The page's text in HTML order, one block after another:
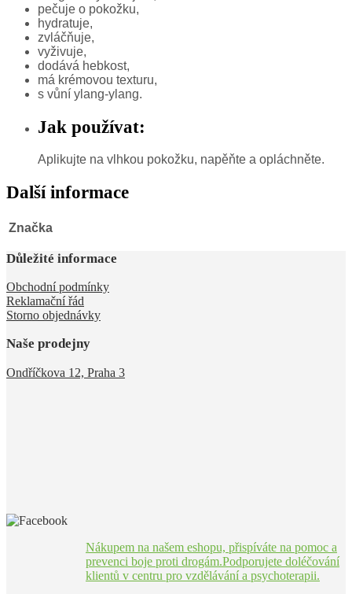
pečuje o pokožku,
hydratuje,
zvláčňuje,
vyživuje,
dodává hebkost,
má krémovou texturu,
s vůní ylang-ylang.
Jak používat:
Aplikujte na vlhkou pokožku, napěňte a opláchněte.
Další informace
Značka
Důležité informace
Obchodní podmínky
Reklamační řád
Storno objednávky
Naše prodejny
Ondříčkova 12, Praha 3
Nákupem na našem eshopu, přispíváte na pomoc a
prevenci boje proti drogám.Podporujete doléčování
klientů v centru pro vzdělávání a psychoterapii.